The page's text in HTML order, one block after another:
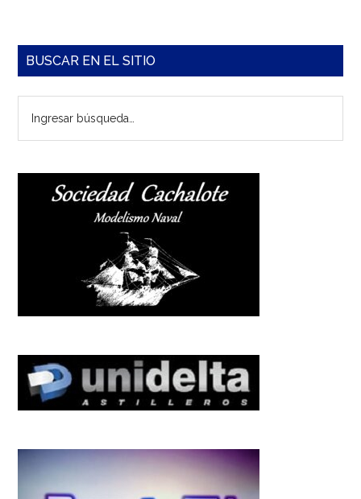
Barra
principal
BUSCAR EN EL SITIO
búsqueda…